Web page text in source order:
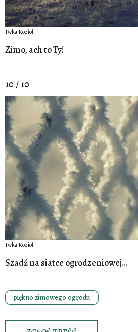
Iwka Kozioł
Zimo, ach to Ty!
10 / 10
Iwka Kozioł
Szadź na siatce ogrodzeniowej...
piękno zimowego ogrodu